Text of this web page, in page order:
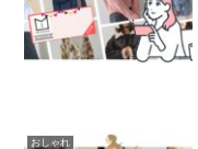
おしゃれ